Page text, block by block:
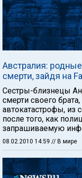
Австралия:
смерти, зайдя на
Сестры-близнецы
смерти своего
автокатастрофы, из
после того, как
запрашиваемую
08.02.2010 14:59 // В мире